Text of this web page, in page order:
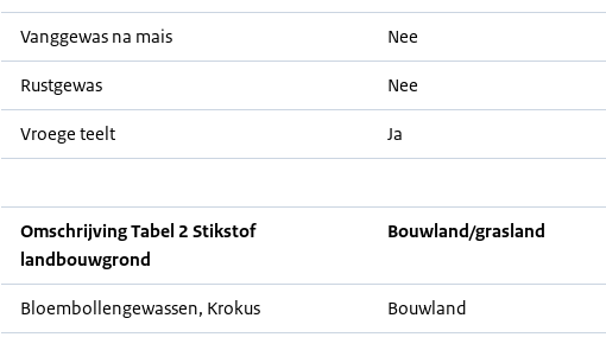
Vanggewas na mais Nee
Rustgewas Nee
Vroege teelt Ja
Omschrijving Tabel 2 Stikstof
landbouwgrond
Bouwland/grasland
Bloembollengewassen, Krokus Bouwland